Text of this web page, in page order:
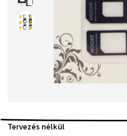
Tervezés nélkül